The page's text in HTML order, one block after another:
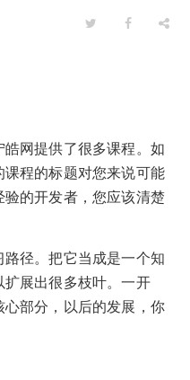
网提供了很多课程。如
程的标题对您来说可能
的开发者，您应该清楚
径。把它当成是一个知
展出很多枝叶。一开
部分，以后的发展，你